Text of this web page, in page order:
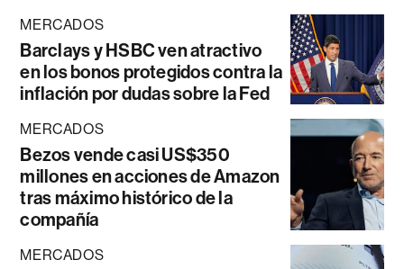
MERCADOS
Barclays y HSBC ven atractivo
en los bonos protegidos contra la
inflación por dudas sobre la Fed
MERCADOS
Bezos vende casi US$350
millones en acciones de Amazon
tras máximo histórico de la
compañía
MERCADOS